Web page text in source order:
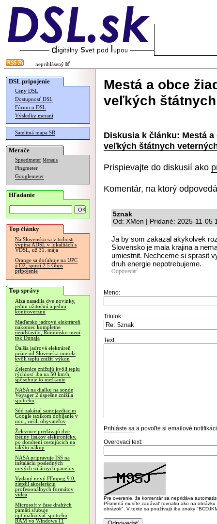
neprihlásený
DSL pripojenie
Ceny DSL
Dostupnosť DSL
Fórum o DSL
Výsledky meraní
Satelitná mapa SR
Merače
Speedmeter Merania
Pingmeter
Googlemeter
Hľadanie
Top články
Na Slovensku sa v tichosti
vypína ADSL v lokalitách s
VDSL, už 31. mája
Orange sa doťahuje na UPC
a O2, spustí 2.5 Gbps
pripojenie
Top správy
Alza nasadila dve novinky,
jednu užitočnú a jednu
kontroverznú
Maďarsko jadrovú elektráreň
nakoniec kompletne
neodstavilo, Rumunsko mení
tok Dunaja
Ďalšia jadrová elektráreň
južne od Slovenska musela
kvôli teplu znížiť výkon
Železnice znižujú kvôli teplu
rýchlosť iba na 50 km/h,
spôsobuje to meškanie
NASA na diaľku na sonde
Voyager 2 úspešne znížila
spotrebu
Súd zakázal samojazdiacim
Google taxíkom dobíjanie v
noci, rušili obyvateľov
Železnice predávajú dve
tretiny lístkov elektronicky,
po donútení cestujúcich na
takýto nákup
NASA pripravuje ISS na
inštaláciu posledných
nových solárnych panelov
Vydaný nový FFmpeg 9.0,
zlepšil akceleráciu
profesionálnych formátov
videa
Microsoft v čase drahých
pamätí sľubuje
optimalizovať spotrebu
RAM vo Windows 11
Mestá a obce
veľkých
Diskusia k článku: Mestá
veľkých štátnych
Prispievajte do diskusií ako
Komentár, na ktorý
5znak
Od: XMen | Pridané: 2025-11-05
Ja by som zakazal akykolvek
Slovensko je mala krajina a
umiestnit. Nechceme si sprasit
druh energie nepotrebujeme.
Odpovedať
Meno:
Titulok:
Text:
Prihláste sa a povoľte si emailové
Overovací text:
Pre overenie, že komentár sa nepridáva
Písmená musíte zadávať rovnako ako na
obrázok". V texte sa používajú iba znaky